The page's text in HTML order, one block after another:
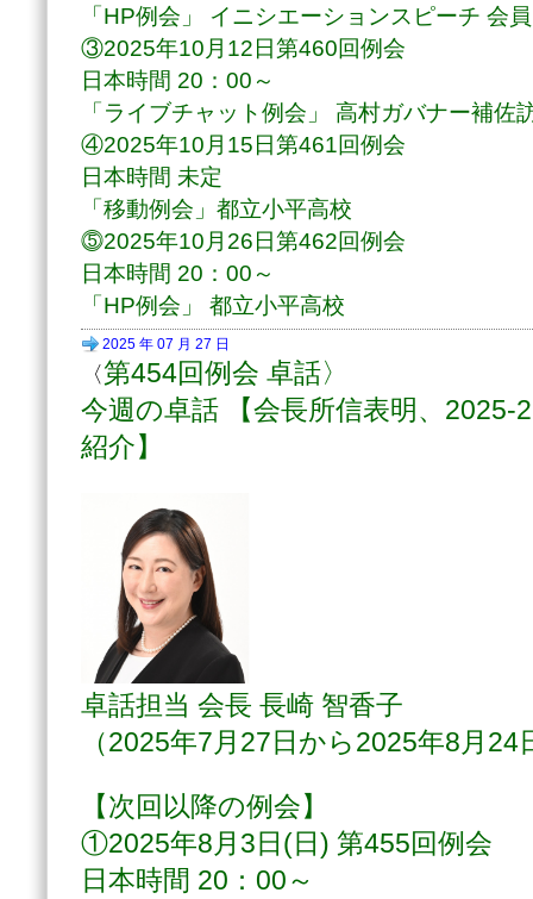
「HP例会」 イニシエーションスピーチ 会
③2025年10月12日第460回例会
日本時間 20：00～
「ライブチャット例会」 高村ガバナー補佐
④2025年10月15日第461回例会
日本時間 未定
「移動例会」都立小平高校
⓹2025年10月26日第462回例会
日本時間 20：00～
「HP例会」 都立小平高校
2025 年 07 月 27 日
〈第454回例会 卓話〉
今週の卓話 【会長所信表明、2025-
紹介】
卓話担当 会長 長崎 智香子
（2025年7月27日から2025年8月
【次回以降の例会】
①2025年8月3日(日) 第455回例会
日本時間 20：00～